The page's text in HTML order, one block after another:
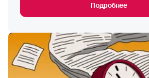
Подробнее